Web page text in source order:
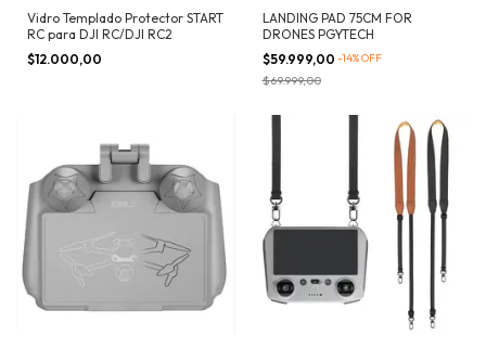
Vidro Templado Protector START
RC para DJI RC/DJI RC2
$12.000,00
LANDING PAD 75CM FOR
DRONES PGYTECH
$59.999,00 -14%OFF
$69.999,00